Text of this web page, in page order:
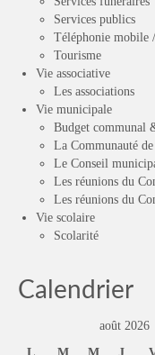
Services publics
Téléphonie mobile
Tourisme
Vie associative
Les associations
Vie municipale
Budget communal
La Communauté
Le Conseil
Les réunions du
Les réunions du
Vie scolaire
Scolarité
Calendrier
août 2026